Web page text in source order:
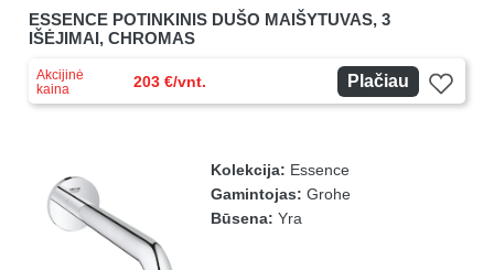
ESSENCE POTINKINIS DUŠO MAIŠYTUVAS, 3
IŠĖJIMAI, CHROMAS
Akcijinė
kaina
203 €/vnt. Plačiau
Kolekcija: Essence
Gamintojas: Grohe
Būsena: Yra